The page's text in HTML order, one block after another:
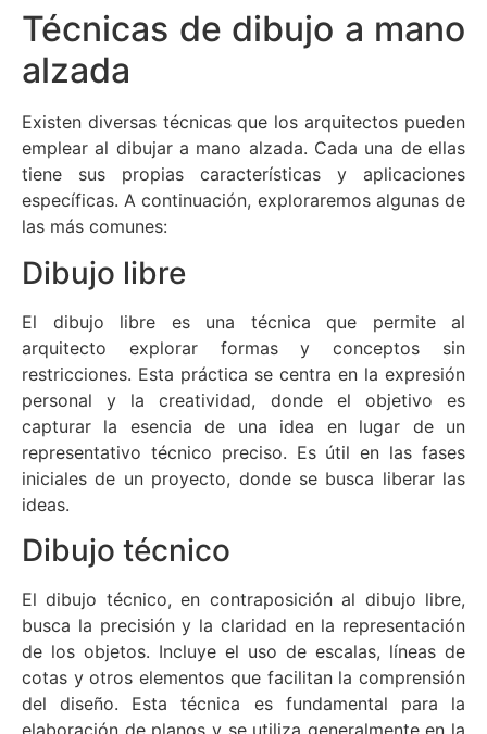
Técnicas de dibujo a mano
alzada
Existen diversas técnicas que los arquitectos pueden
emplear al dibujar a mano alzada. Cada una de ellas
tiene sus propias características y aplicaciones
específicas. A continuación, exploraremos algunas de
las más comunes:
Dibujo libre
El dibujo libre es una técnica que permite al
arquitecto explorar formas y conceptos sin
restricciones. Esta práctica se centra en la expresión
personal y la creatividad, donde el objetivo es
capturar la esencia de una idea en lugar de un
representativo técnico preciso. Es útil en las fases
iniciales de un proyecto, donde se busca liberar las
ideas.
Dibujo técnico
El dibujo técnico, en contraposición al dibujo libre,
busca la precisión y la claridad en la representación
de los objetos. Incluye el uso de escalas, líneas de
cotas y otros elementos que facilitan la comprensión
del diseño. Esta técnica es fundamental para la